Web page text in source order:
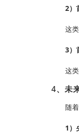
2）
这
3）
这
4、未
随
1）